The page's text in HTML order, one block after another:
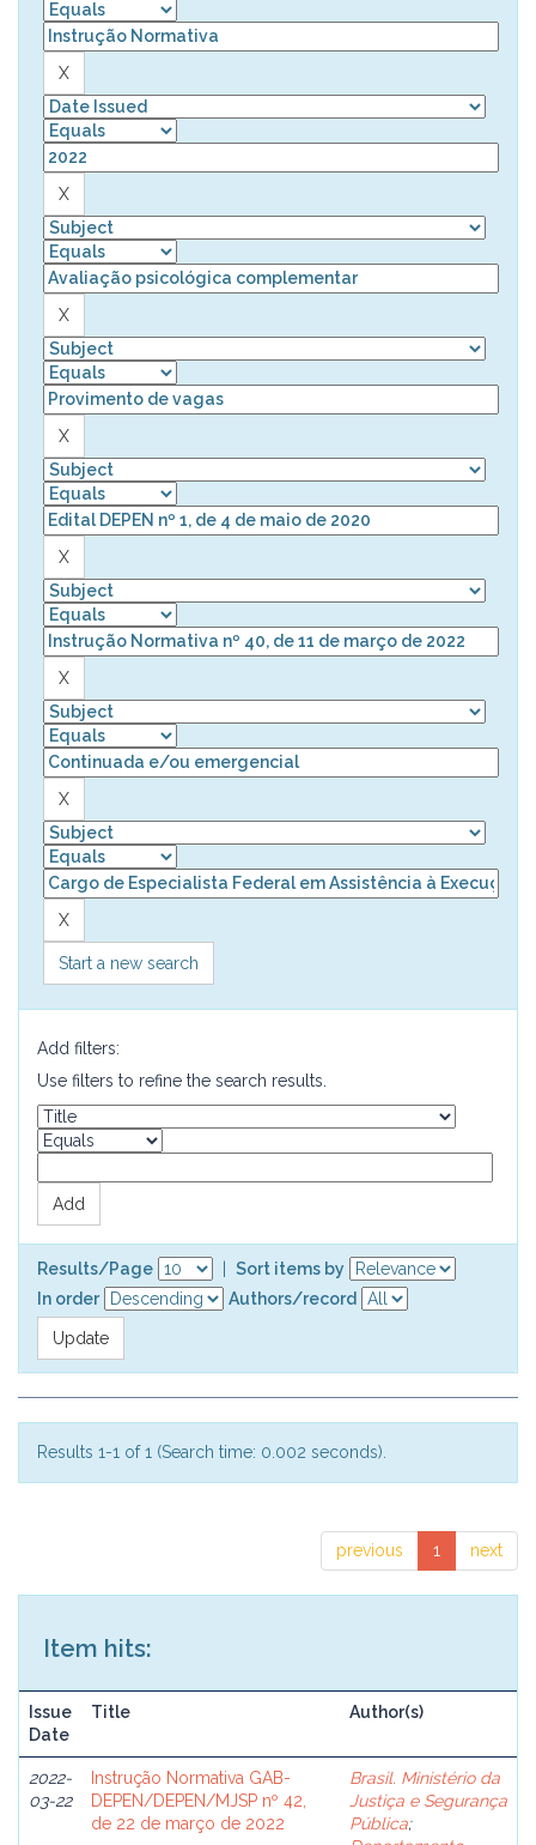
Start a new search
Add filters:
Use filters to refine the search results.
Results/Page
Sort items by
In order
Authors/record
Results 1-1 of 1 (Search time: 0.002 seconds).
previous 1 next
Item hits:
Issue
Date
Title Author(s)
2022-
03-22
Instrução Normativa GAB-
DEPEN/DEPEN/MJSP nº 42,
de 22 de março de 2022
Brasil. Ministério da
Justiça e Segurança
Pública;